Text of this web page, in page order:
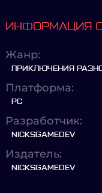
ИНФОРМАЦИЯ
Жанр:
ПРИКЛЮЧЕНИЯ
Платформа:
PC
Разработчик:
NICKSGAMEDEV
Издатель:
NICKSGAMEDEV